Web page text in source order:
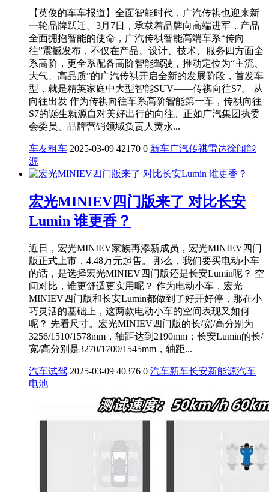
【英俊的车车报道】全面智能时代，广汽传祺也迎来新
一轮品牌跃迁。3月7日，承载着品牌向高端进军，产品
全面拥抱智能的使命，广汽传祺智能高端车系“传向
往”震撼发布，不仅在产品、设计、技术、服务四方面全
系高阶，更全系配备高阶智能驾驶，推动定位为“主流、
大气、高品质”的广汽传祺开启全新的发展阶段，首发车
型，就是精英家庭中大型智能SUV——传祺向往S7。 从
向往出发 作为传祺向往车系高阶智能第一车，传祺向往
S7的诞生就源自对美好出行的向往。正如广汽集团执委
会委员、品牌营销领域负责人黄永...
车友租车 2025-03-09 42170 0 新车广汽传祺雷达徐闻能
源
宏光MINIEV四门版来了 对比长安
Lumin 谁更香？
近日，宏光MINIEV家族再添新成员，宏光MINIEV四门
版正式上市，4.48万元起售。 那么，我们要买电动小车
的话，是选择宏光MINIEV四门版还是长安Lumin呢？ 空
间对比，谁更舒适更实用呢？ 作为电动小车，宏光
MINIEV四门版和长安Lumin都做到了好开好停，那在小
巧灵活的基础上，这两款电动小车的空间表现又如何
呢？ 先看尺寸。宏光MINIEV四门版的长/宽/高分别为
3256/1510/1578mm，轴距达到2190mm；长安Lumin的长/
宽/高分别是3270/1700/1545mm，轴距...
汽车试驾 2025-03-09 40376 0 汽车新车长安新能源汽车
电池